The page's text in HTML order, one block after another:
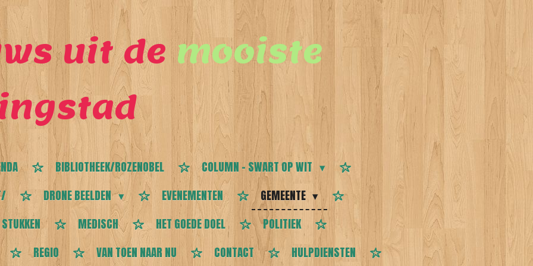
uit demooiste
BIBLIOTHEEK/ROZENOBEL
COLUMN - SWART OP WIT
DRONE BEELDEN EVENEMENTEN
GEMEENTE
MEDISCH HET GOEDE DOEL
POLITIEK
REGIO VAN TOEN NAAR NU CONTACT
HULPDIENSTEN